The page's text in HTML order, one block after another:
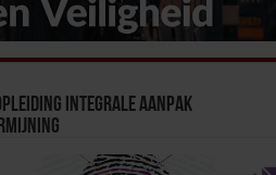
Integrale Aanpak